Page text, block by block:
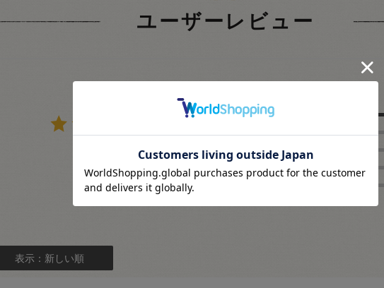
ユーザーレビュー
5.0
レビュー件数：1件
★5
★4
★ 3
表示：新しい順